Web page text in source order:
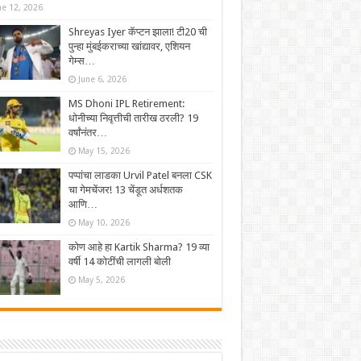
12, 2026
Shreyas Iyer कॅप्टन झाला! टी20 ची
पुन्हा मुंबईकराच्या खांद्यावर, एशियन
गेम्स…
June 6, 2026
MS Dhoni IPL Retirement:
धोनीच्या निवृत्तीची तारीख ठरली? 19
वर्षांनंतर…
May 15, 2026
पप्पांचा लाडका Urvil Patel बनला CSK
चा गेमचेंजर! 13 चेंडूत अर्धशतक
आणि…
May 10, 2026
कोण आहे हा Kartik Sharma? 19 व्या
वर्षी 14 कोटींची लागली बोली
May 5, 2026